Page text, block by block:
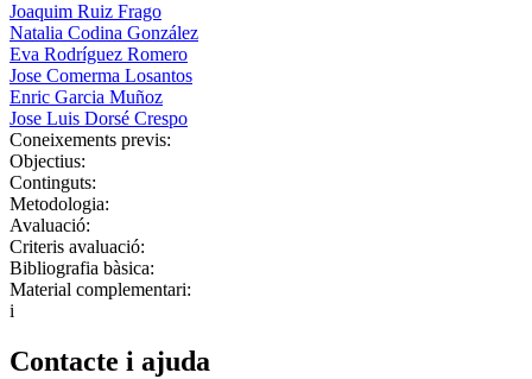
Joaquim Ruiz Frago
Natalia Codina González
Eva Rodríguez Romero
Jose Comerma Losantos
Enric Garcia Muñoz
Jose Luis Dorsé Crespo
Coneixements previs:
Objectius:
Continguts:
Metodologia:
Avaluació:
Criteris avaluació:
Bibliografia bàsica:
Material complementari:
i
Contacte i ajuda